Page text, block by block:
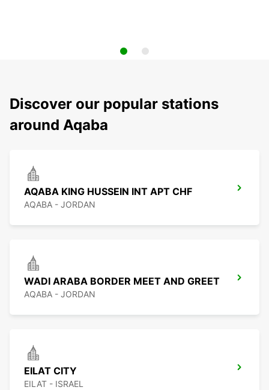
Discover our popular stations
around Aqaba
AQABA KING HUSSEIN INT APT CHF
AQABA - JORDAN
WADI ARABA BORDER MEET AND GREET
AQABA - JORDAN
EILAT CITY
EILAT - ISRAEL